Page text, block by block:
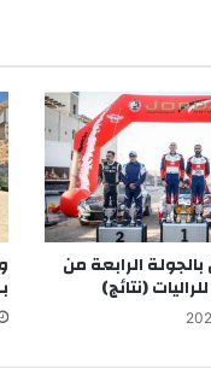
بالجولة الرابعة من
(نتائج)